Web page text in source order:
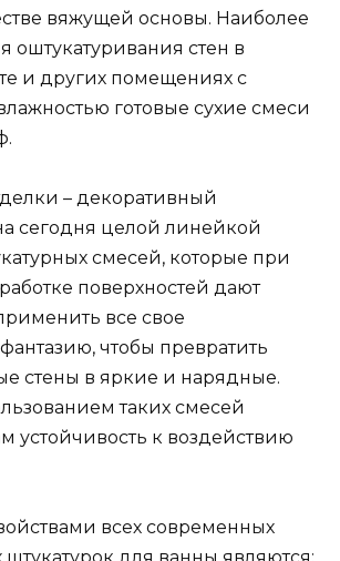
вяжущей основы. Наиболее
оштукатуривания стен в
и других помещениях с
готовые сухие смеси
– декоративный
сегодня целой линейкой
смесей, которые при
поверхностей дают
все свое
чтобы превратить
стены в яркие и нарядные.
таких смесей
устойчивость к воздействию
всех современных